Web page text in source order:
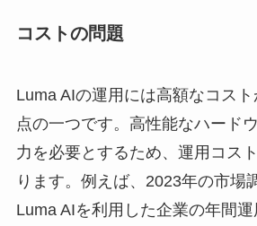
コストの問題
Luma AIの運用には高額なコス
点の一つです。高性能なハード
力を必要とするため、運用コス
ります。例えば、2023年の市場
Luma AIを利用した企業の年間